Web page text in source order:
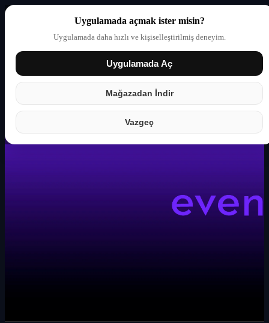
Uygulamada açmak ister misin?
Uygulamada daha hızlı ve kişiselleştirilmiş deneyim.
Uygulamada Aç
Mağazadan İndir
Vazgeç
Giriş yap Partner